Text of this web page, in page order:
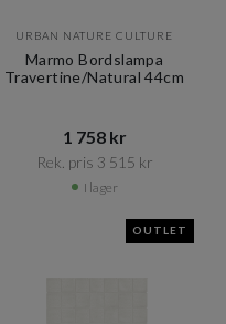
URBAN NATURE CULTURE
Marmo Bordslampa
Travertine/Natural 44cm
1 758 kr​​
Rek. pris 3 515 kr​​
I lager
OUTLET